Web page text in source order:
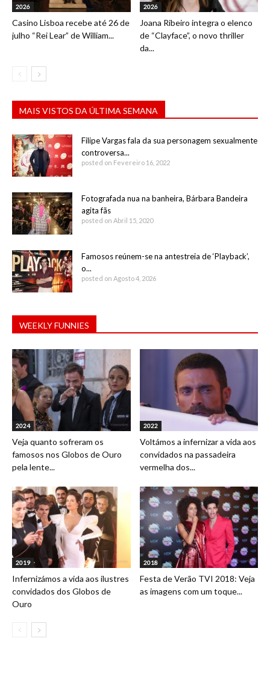
2026
Casino Lisboa recebe até 26 de
julho “Rei Lear” de William...
2026
Joana Ribeiro integra o elenco
de “Clayface”, o novo thriller
da...
MAIS VISTOS DA ÚLTIMA SEMANA
Filipe Vargas fala da sua personagem sexualmente
controversa...
posted on Fevereiro 16, 2022
Fotografada nua na banheira, Bárbara Bandeira
agita fãs
posted on Abril 15, 2020
Famosos reúnem-se na antestreia de ‘Playback’,
o...
posted on Agosto 4, 2026
WEEKLY FUNNIES
2024
Veja quanto sofreram os
famosos nos Globos de Ouro
pela lente...
2022
Voltámos a infernizar a vida aos
convidados na passadeira
vermelha dos...
2019
Infernizámos a vida aos ilustres
convidados dos Globos de
Ouro
2018
Festa de Verão TVI 2018: Veja
as imagens com um toque...